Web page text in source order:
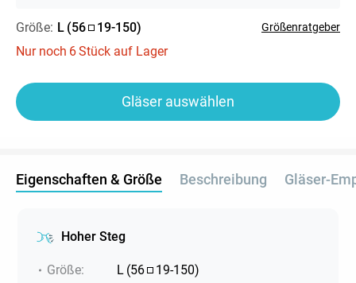
Größe: L (56 19-150) Größenratgeber
Nur noch 6Stück auf Lager
Gläser auswählen
Eigenschaften & Größe Beschreibung Gläser-
Hoher Steg
Größe: L (56 19-150)